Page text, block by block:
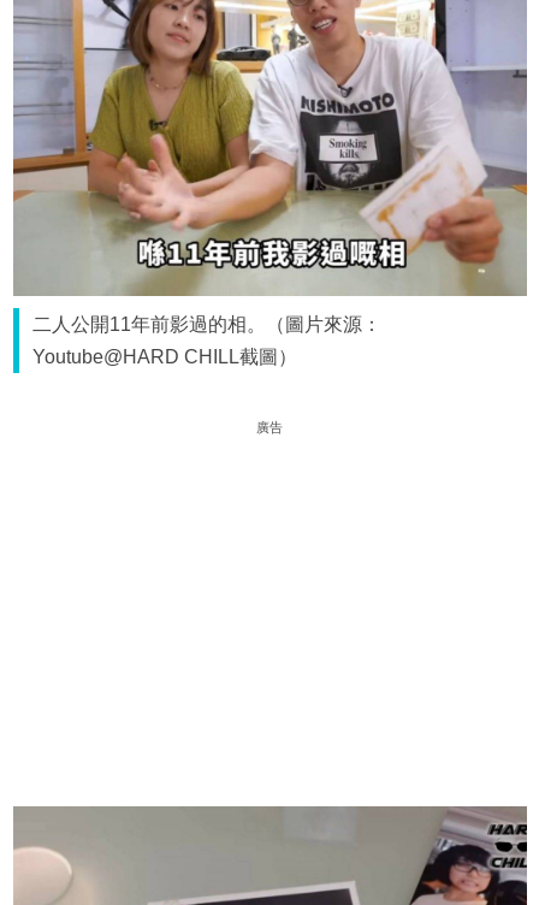
二人公開11年前影過的相。（圖片來源：
Youtube@HARD CHILL截圖）
廣告